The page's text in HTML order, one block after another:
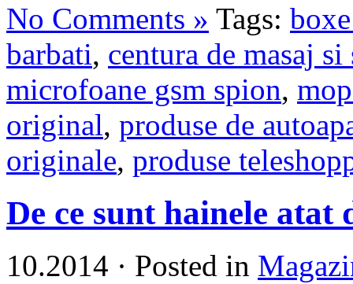
No Comments » Tags:
barbati, centura de masaj si
microfoane gsm spion,
original, produse de
originale, produse
De ce sunt hainele atat
10.2014 · Posted in